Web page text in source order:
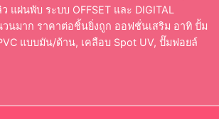
แผ่นพับ ระบบ OFFSET และ DIGITAL
นมาก ราคาต่อชิ้นยิ่งถูก ออฟชั่นเสริม อาทิ ปั้ม
แบบมัน/ด้าน, เคลือบ Spot UV, ปั๊มฟอยล์